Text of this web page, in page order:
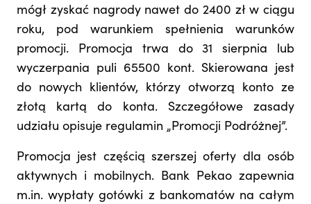
mógł zyskać nagrody nawet do 2400 zł w ciągu
roku, pod warunkiem spełnienia warunków
promocji. Promocja trwa do 31 sierpnia lub
wyczerpania puli 65500 kont. Skierowana jest
do nowych klientów, którzy otworzą konto ze
złotą kartą do konta. Szczegółowe zasady
udziału opisuje regulamin „Promocji Podróżnej”.
Promocja jest częścią szerszej oferty dla osób
aktywnych i mobilnych. Bank Pekao zapewnia
m.in. wypłaty gotówki z bankomatów na całym